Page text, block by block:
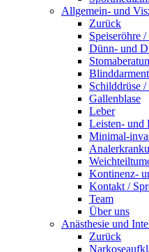
Allgemein- und
Zurück
Speiseröhre
Dünn- und
Schilddrüse
Gallenblase
Leber
Leisten- und
Minimal-
Kontinenz-
Kontakt /
Team
Über uns
Anästhesie und
Zurück